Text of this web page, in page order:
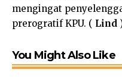
mengingat
prerogratif KPU. ( Lind
You Might Also Like